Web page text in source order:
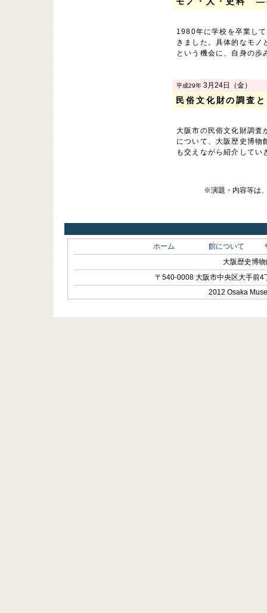
1980年に学校を卒業し
きました。具体的なモ
という機会に、自身の歩
平成29年 3月24日（金）
民俗文化財の調査
大阪市の民俗文化財調査
について、大阪歴史博物
も交えながら紹介してい
※演題・内容等は
ホーム 館について
大阪歴史博
〒540-0008 大阪市中央区大手
2012 Osaka